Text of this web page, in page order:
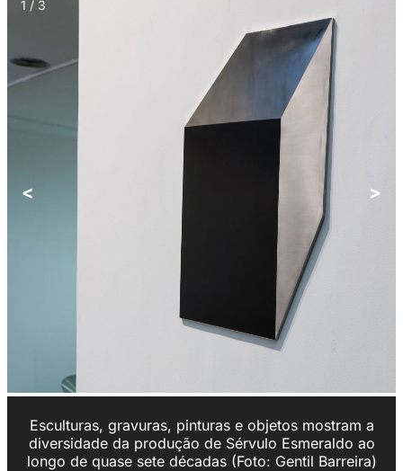
1 / 3
< >
Esculturas, gravuras, pinturas e objetos mostram a
diversidade da produção de Sérvulo Esmeraldo ao
longo de quase sete décadas (Foto: Gentil Barreira)